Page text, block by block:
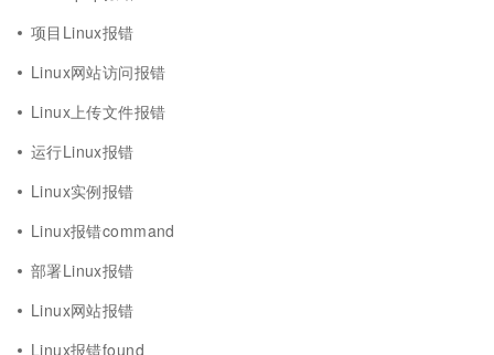
项目Linux报错
Linux网站访问报错
Linux上传文件报错
运行Linux报错
Linux实例报错
Linux报错command
部署Linux报错
Linux网站报错
Linux报错found